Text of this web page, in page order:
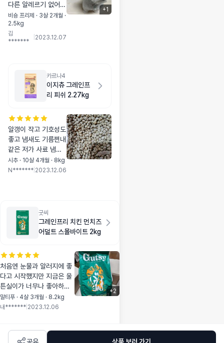
다른 알레르기 없어보
이고 주는대로 잘먹어
서 떨어질때마다 구매
중입니다 패드 이벤트
비숑 프리제 · 3살 2개월 ·
2.5kg
김
*******
2023.12.07
+1
카르나4
이지츄 그레인프
리 피쉬 2.27kg
알갱이 작고 기호성도
좋고 냄새도 기름쩐내
같은 저가 사료 냄새
아니고 기름기도 없고
고소한 냄새에 진짜
시추 · 10살 4개월 · 8kg
N******* 2023.12.06
굿씨
그레인프리 치킨 먼치즈
어덜트 스몰바이트 2kg
처음엔 눈물과 알러지에 좋
다고 시작했지만 지금은 울
튼실이가 너무나 좋아하는
사료예요 사료 배달오면 제
일 좋아한다는ㅎ 간식 삼아
고 있어요 영양학적으로 모
말티푸 · 4살 3개월 · 8.2kg
내******* 2023.12.06
+2